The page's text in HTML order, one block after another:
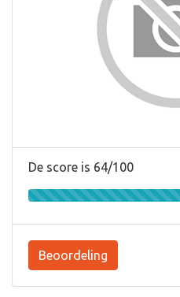
De score is 64/100
Beoordeling